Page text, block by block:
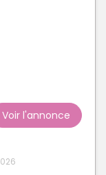
Voir l'annonce